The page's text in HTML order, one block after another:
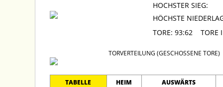
HOCHSTER
HÖCHSTE
TORE: 93:62
TORVERTEILUNG (GESCHOSSENE TORE)
TABELLE HEIM AUSWÄRTS